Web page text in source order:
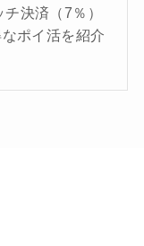
決済（7％）
ポイ活を紹介